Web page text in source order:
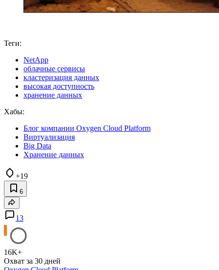
Теги:
NetApp
облачные сервисы
кластеризация данных
высокая доступность
хранение данных
Хабы:
Блог компании Oxygen Cloud Platform
Виртуализация
Big Data
Хранение данных
+19
6
13
16K+
Охват за 30 дней